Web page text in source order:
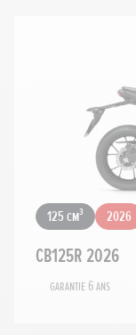
125 cm³ 2026
CB125R 2026
Garantie 6 ans